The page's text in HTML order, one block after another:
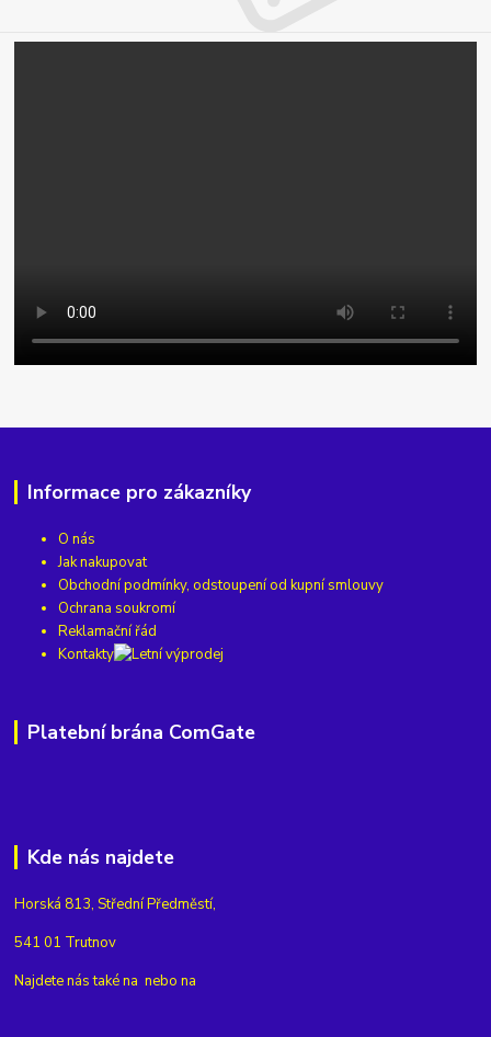
Informace pro zákazníky
O nás
Jak nakupovat
Obchodní podmínky, odstoupení od kupní smlouvy
Ochrana soukromí
Reklamační řád
Kontakty
Platební brána ComGate
Kde nás najdete
Horská 813, Střední Předměstí,
541 01 Trutnov
Najdete nás také na nebo na